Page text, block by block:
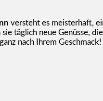
versteht es meisterhaft,
täglich neue Genüsse,
nach Ihrem Geschmack!